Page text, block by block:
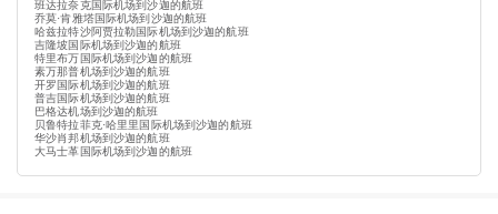
班达拉奈克国际机场到沙迦的航班
乔莫·肯雅塔国际机场到沙迦的航班
哈兹拉特沙阿贾拉勒国际机场到沙迦的航班
吉隆坡国际机场到沙迦的航班
特里布万国际机场到沙迦的航班
素万那普机场到沙迦的航班
开罗国际机场到沙迦的航班
普吉国际机场到沙迦的航班
巴格达机场到沙迦的航班
贝鲁特拉菲克·哈里里国际机场到沙迦的航班
华沙肖邦机场到沙迦的航班
大马士革国际机场到沙迦的航班